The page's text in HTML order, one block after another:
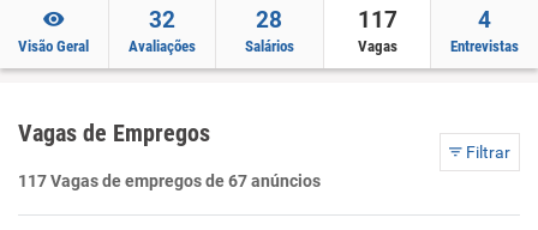
Visão Geral
32
Avaliações
28
Salários
117
Vagas
4
Entrevistas
Vagas de Empregos
Filtrar
117 Vagas de empregos de 67 anúncios